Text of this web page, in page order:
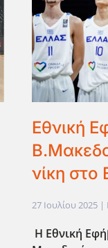
Εθνική
νίκη στο
27 Ιουλίου 2025 |
Η Εθνική